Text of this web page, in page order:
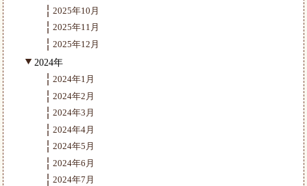
2025年10月
2025年11月
2025年12月
2024年
2024年1月
2024年2月
2024年3月
2024年4月
2024年5月
2024年6月
2024年7月